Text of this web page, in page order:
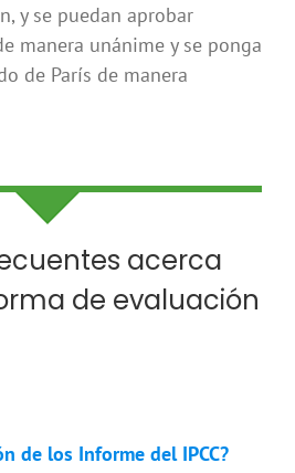
y se puedan aprobar
manera unánime y se ponga
de París de manera
acerca
de evaluación
de los Informe del IPCC?